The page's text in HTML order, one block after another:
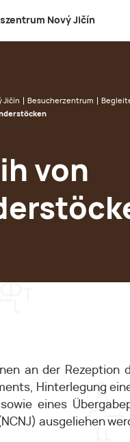
Nový Jičín
Jičín Besucherzentrum
von
an der Rezeption
Hinterlegung
eines
ausgeliehen